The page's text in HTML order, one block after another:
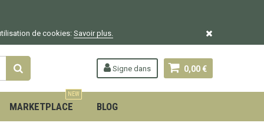
de cookies: Savoir plus.
0,00 €
Signe dans
MARKETPLACE
NEW
BLOG